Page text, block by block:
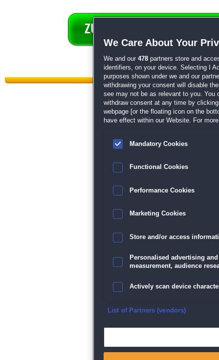
Datenschutz| AGB|Impressum
We Care About Your
We and our 478 partners store and
identifiers, on your device. Selecting I
purposes shown under we and our
withdrawing your consent will disable
see may not be as relevant to you. You
withdraw consent at any time by
webpage [or the floating icon on the
have effect within our Website. For
Mandatory Cookies
Functional Cookies
Performance Cookies
Marketing Cookies
Store and/or access
Personalised advertising
measurement, audience
Actively scan device
Ensure security, prevent
List of Partners (vendors)